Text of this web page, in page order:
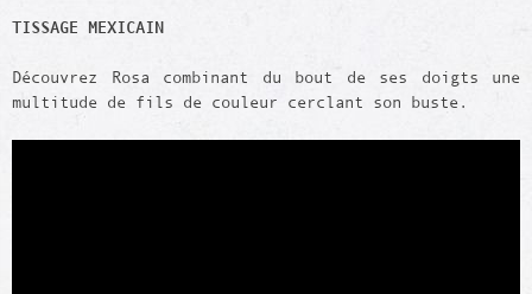
TISSAGE MEXICAIN
Découvrez Rosa combinant du bout de ses doigts une
multitude de fils de couleur cerclant son buste.